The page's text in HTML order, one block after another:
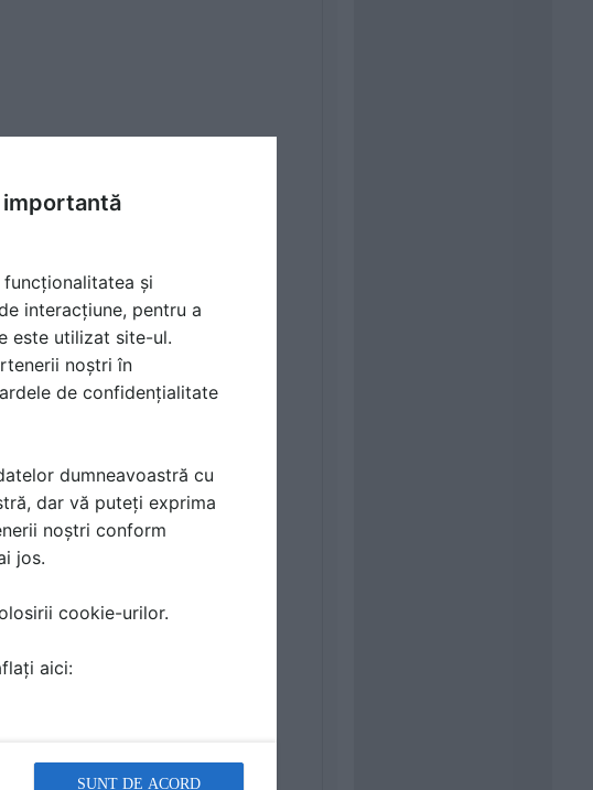
și
interacțiune, pentru a
este utilizat site-ul.
noștri în
de confidențialitate
dumneavoastră cu
dar vă puteți exprima
noștri conform
jos.
cookie-urilor.
aici:
SUNT DE ACORD